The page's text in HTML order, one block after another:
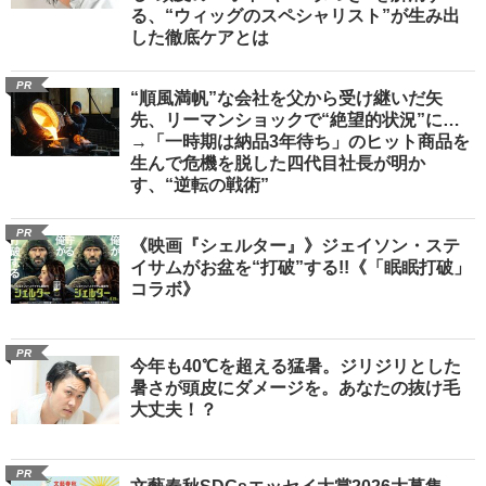
る、“ウィッグのスペシャリスト”が生み出
した徹底ケアとは
PR
“順風満帆”な会社を父から受け継いだ矢
先、リーマンショックで“絶望的状況”に…
→「一時期は納品3年待ち」のヒット商品を
生んで危機を脱した四代目社長が明か
す、“逆転の戦術”
PR
《映画『シェルター』》ジェイソン・ステ
イサムがお盆を“打破”する!!《「眠眠打破」
コラボ》
PR
今年も40℃を超える猛暑。ジリジリとした
暑さが頭皮にダメージを。あなたの抜け毛
大丈夫！？
PR